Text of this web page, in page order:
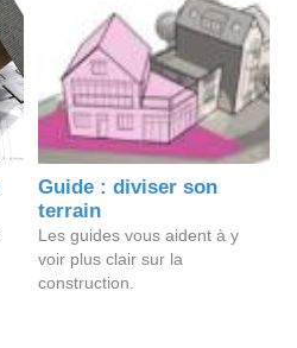
Guide : diviser son
terrain
Les guides vous aident à y
voir plus clair sur la
construction.